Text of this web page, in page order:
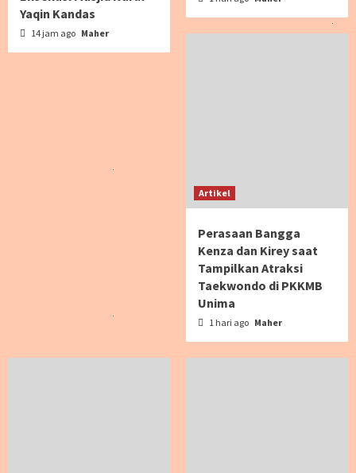
Yaqin Kandas
14 jam ago Maher
Artikel
Perasaan Bangga
Kenza dan Kirey saat
Tampilkan Atraksi
Taekwondo di PKKMB
Unima
1 hari ago Maher